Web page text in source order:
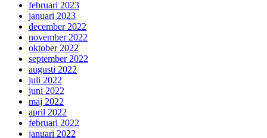
februari 2023
januari 2023
december 2022
november 2022
oktober 2022
september 2022
augusti 2022
juli 2022
juni 2022
maj 2022
april 2022
februari 2022
januari 2022